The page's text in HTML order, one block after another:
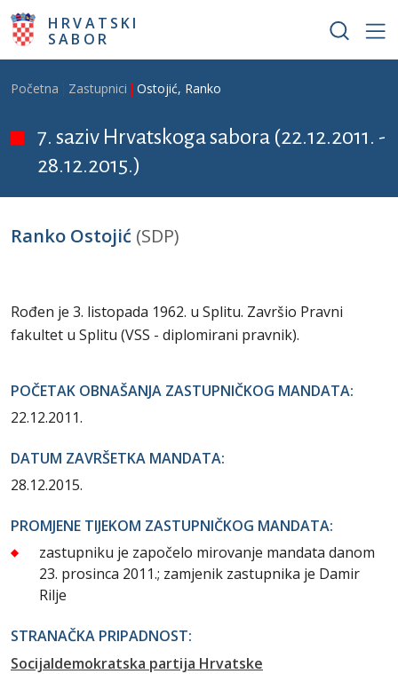
Skoči na glavni sadržaj
HRVATSKI
SABOR
Breadcrumb
Početna Zastupnici Ostojić, Ranko
7. saziv Hrvatskoga sabora (22.12.2011. -
28.12.2015.)
Ranko Ostojić (SDP)
Rođen je 3. listopada 1962. u Splitu. Završio Pravni
fakultet u Splitu (VSS - diplomirani pravnik).
POČETAK OBNAŠANJA ZASTUPNIČKOG MANDATA:
22.12.2011.
DATUM ZAVRŠETKA MANDATA:
28.12.2015.
PROMJENE TIJEKOM ZASTUPNIČKOG MANDATA:
zastupniku je započelo mirovanje mandata danom
23. prosinca 2011.; zamjenik zastupnika je Damir
Rilje
STRANAČKA PRIPADNOST:
Socijaldemokratska partija Hrvatske